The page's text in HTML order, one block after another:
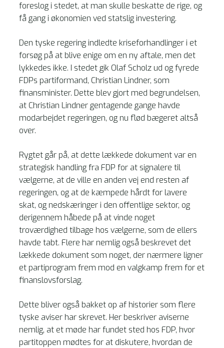
foreslog i stedet, at man skulle beskatte de rige, og
få gang i økonomien ved statslig investering.
Den tyske regering indledte kriseforhandlinger i et
forsøg på at blive enige om en ny aftale, men det
lykkedes ikke. I stedet gik Olaf Scholz ud og fyrede
FDPs partiformand, Christian Lindner, som
finansminister. Dette blev gjort med begrundelsen,
at Christian Lindner gentagende gange havde
modarbejdet regeringen, og nu flød bægeret altså
over.
Rygtet går på, at dette lækkede dokument var en
strategisk handling fra FDP for at signalere til
vælgerne, at de ville en anden vej end resten af
regeringen, og at de kæmpede hårdt for lavere
skat, og nedskæringer i den offentlige sektor, og
derigennem håbede på at vinde noget
troværdighed tilbage hos vælgerne, som de ellers
havde tabt. Flere har nemlig også beskrevet det
lækkede dokument som noget, der nærmere ligner
et partiprogram frem mod en valgkamp frem for et
finanslovsforslag.
Dette bliver også bakket op af historier som flere
tyske aviser har skrevet. Her beskriver aviserne
nemlig, at et møde har fundet sted hos FDP, hvor
partitoppen mødtes for at diskutere, hvordan de